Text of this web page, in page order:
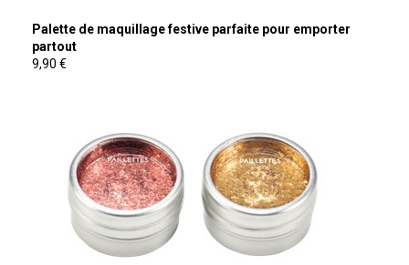
Palette de maquillage festive parfaite pour emporter
partout
9,90 €